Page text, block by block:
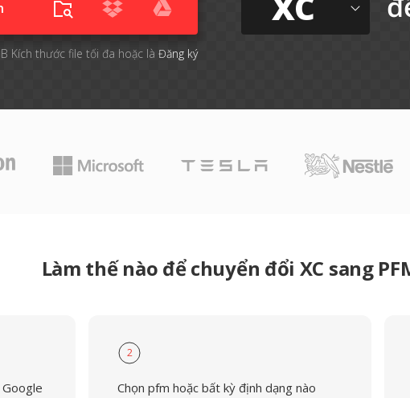
Kích thước file tối đa hoặc là Đăng ký
Làm thế nào để chuyển đổi XC sang
2
Chọn pfm hoặc bất kỳ định dạng nào